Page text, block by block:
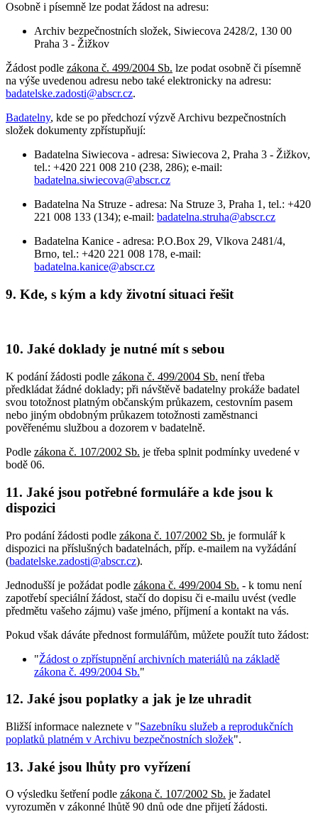
Osobně i písemně lze podat žádost na adresu:
Archiv bezpečnostních složek, Siwiecova 2428/2, 130 00
Praha 3 - Žižkov
Žádost podle zákona č. 499/2004 Sb. lze podat osobně či písemně
na výše uvedenou adresu nebo také elektronicky na adresu:
badatelske.zadosti@abscr.cz.
Badatelny, kde se po předchozí výzvě Archivu bezpečnostních
složek dokumenty zpřístupňují:
Badatelna Siwiecova - adresa: Siwiecova 2, Praha 3 - Žižkov,
tel.: +420 221 008 210 (238, 286); e-mail:
badatelna.siwiecova@abscr.cz
Badatelna Na Struze - adresa: Na Struze 3, Praha 1, tel.: +420
221 008 133 (134); e-mail: badatelna.struha@abscr.cz
Badatelna Kanice - adresa: P.O.Box 29, Vlkova 2481/4,
Brno, tel.: +420 221 008 178, e-mail:
badatelna.kanice@abscr.cz
9. Kde, s kým a kdy životní situaci řešit
10. Jaké doklady je nutné mít s sebou
K podání žádosti podle zákona č. 499/2004 Sb. není třeba
předkládat žádné doklady; při návštěvě badatelny prokáže badatel
svou totožnost platným občanským průkazem, cestovním pasem
nebo jiným obdobným průkazem totožnosti zaměstnanci
pověřenému službou a dozorem v badatelně.
Podle zákona č. 107/2002 Sb. je třeba splnit podmínky uvedené v
bodě 06.
11. Jaké jsou potřebné formuláře a kde jsou k
dispozici
Pro podání žádosti podle zákona č. 107/2002 Sb. je formulář k
dispozici na příslušných badatelnách, příp. e-mailem na vyžádání
(badatelske.zadosti@abscr.cz).
Jednodušší je požádat podle zákona č. 499/2004 Sb. - k tomu není
zapotřebí speciální žádost, stačí do dopisu či e-mailu uvést (vedle
předmětu vašeho zájmu) vaše jméno, příjmení a kontakt na vás.
Pokud však dáváte přednost formulářům, můžete použít tuto žádost:
"Žádost o zpřístupnění archivních materiálů na základě
zákona č. 499/2004 Sb."
12. Jaké jsou poplatky a jak je lze uhradit
Bližší informace naleznete v "Sazebníku služeb a reprodukčních
poplatků platném v Archivu bezpečnostních složek".
13. Jaké jsou lhůty pro vyřízení
O výsledku šetření podle zákona č. 107/2002 Sb. je žadatel
vyrozuměn v zákonné lhůtě 90 dnů ode dne přijetí žádosti.